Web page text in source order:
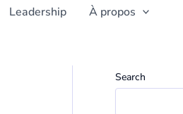
Leadership À propos
Search